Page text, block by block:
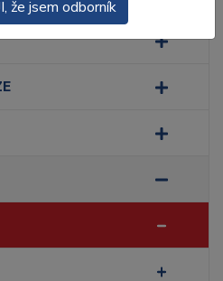
že jsem odborník